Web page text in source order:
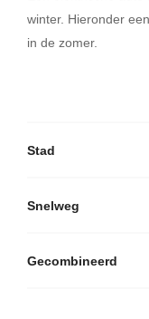
winter. Hieronder
in de zomer.
Stad
Snelweg
Gecombineerd